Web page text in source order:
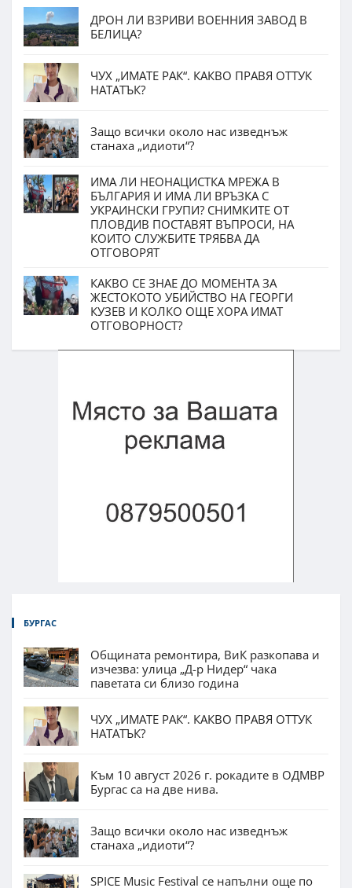
ДРОН ЛИ ВЗРИВИ ВОЕННИЯ ЗАВОД В
БЕЛИЦА?
ЧУХ „ИМАТЕ РАК“. КАКВО ПРАВЯ ОТТУК
НАТАТЪК?
Защо всички около нас изведнъж
станаха „идиоти“?
ИМА ЛИ НЕОНАЦИСТКА МРЕЖА В
БЪЛГАРИЯ И ИМА ЛИ ВРЪЗКА С
УКРАИНСКИ ГРУПИ? СНИМКИТЕ ОТ
ПЛОВДИВ ПОСТАВЯТ ВЪПРОСИ, НА
КОИТО СЛУЖБИТЕ ТРЯБВА ДА
ОТГОВОРЯТ
КАКВО СЕ ЗНАЕ ДО МОМЕНТА ЗА
ЖЕСТОКОТО УБИЙСТВО НА ГЕОРГИ
КУЗЕВ И КОЛКО ОЩЕ ХОРА ИМАТ
ОТГОВОРНОСТ?
БУРГАС
Общината ремонтира, ВиК разкопава и
изчезва: улица „Д-р Нидер“ чака
паветата си близо година
ЧУХ „ИМАТЕ РАК“. КАКВО ПРАВЯ ОТТУК
НАТАТЪК?
Към 10 август 2026 г. рокадите в ОДМВР
Бургас са на две нива.
Защо всички около нас изведнъж
станаха „идиоти“?
SPICE Music Festival се напълни още по